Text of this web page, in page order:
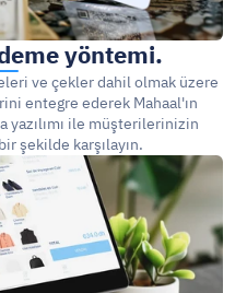
yöntemi.
ve çekler dahil olmak üzere
entegre ederek Mahaal'ın
yazılımı ile müşterilerinizin
şekilde karşılayın.